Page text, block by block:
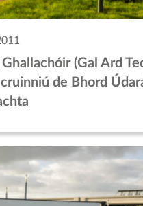
(Gal Ard
de Bhord